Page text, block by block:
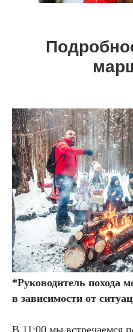
*Руководитель похода
в зависимости от
В 11:00 мы встречаемся